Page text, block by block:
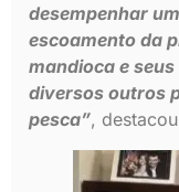
desempenhar
escoamento da
mandioca e
diversos outros
pesca”,